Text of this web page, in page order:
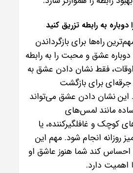
راه‌ها برای بازگرداندن
عشق و محبت را به رابطه
فقط نشان دادن عشق به
برای بازگشت
این نشان دادن عشق می‌تواند
مانند لمس‌های
کوچک و غافلگیرکننده، یا
روزانه انجام شود. مهم این
کند شما هنوز عاشق او
اهمیت دارد.